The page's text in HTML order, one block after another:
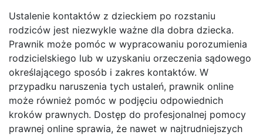
Ustalenie kontaktów z dzieckiem po rozstaniu
rodziców jest niezwykle ważne dla dobra dziecka.
Prawnik może pomóc w wypracowaniu porozumienia
rodzicielskiego lub w uzyskaniu orzeczenia sądowego
określającego sposób i zakres kontaktów. W
przypadku naruszenia tych ustaleń, prawnik online
może również pomóc w podjęciu odpowiednich
kroków prawnych. Dostęp do profesjonalnej pomocy
prawnej online sprawia, że nawet w najtrudniejszych